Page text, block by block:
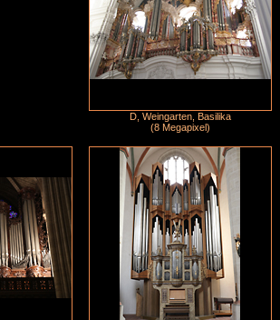
D, Weingarten, Basilika
(8 Megapixel)